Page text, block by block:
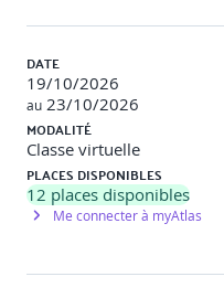
Flexibilité,
Biais, éthique,
Transparence,
Vue d’ensemble du ML
Supervised,
Workflow ML,
surapprentissage /
DATE
19/10/2026
au 23/10/2026
MODALITÉ
Classe virtuelle
PLACES DISPONIBLES
12 places disponibles
Me connecter à myAtlas